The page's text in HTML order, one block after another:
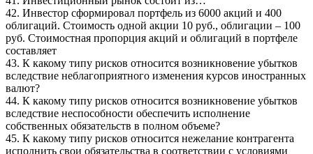
42. Инвестор сформировал портфель из 6000 акций и 400
облигаций. Стоимость одной акции 10 руб., облигации – 100
руб. Стоимостная пропорция акций и облигаций в портфеле
составляет
43. К какому типу рисков относится возникновение убытков
вследствие неблагоприятного изменения курсов иностранных
валют?
44. К какому типу рисков относится возникновение убытков
вследствие неспособности обеспечить исполнение
собственных обязательств в полном объеме?
45. К какому типу рисков относится нежелание контрагента
исполнить свои обязательства в соответствии с условиями